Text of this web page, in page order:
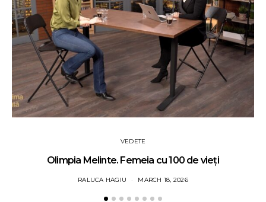
VEDETE
Olimpia Melinte. Femeia cu 100 de vieți
RALUCA HAGIU MARCH 18, 2026